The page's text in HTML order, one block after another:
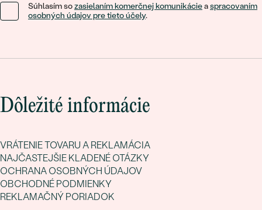
Súhlasím sozasielaním komerčnej komunikácieaspracovaním
osobných údajov pre tieto účely.
Dôležité informácie
VRÁTENIE TOVARU A REKLAMÁCIA
NAJČASTEJŠIE KLADENÉ OTÁZKY
OCHRANA OSOBNÝCH ÚDAJOV
OBCHODNÉ PODMIENKY
REKLAMAČNÝ PORIADOK